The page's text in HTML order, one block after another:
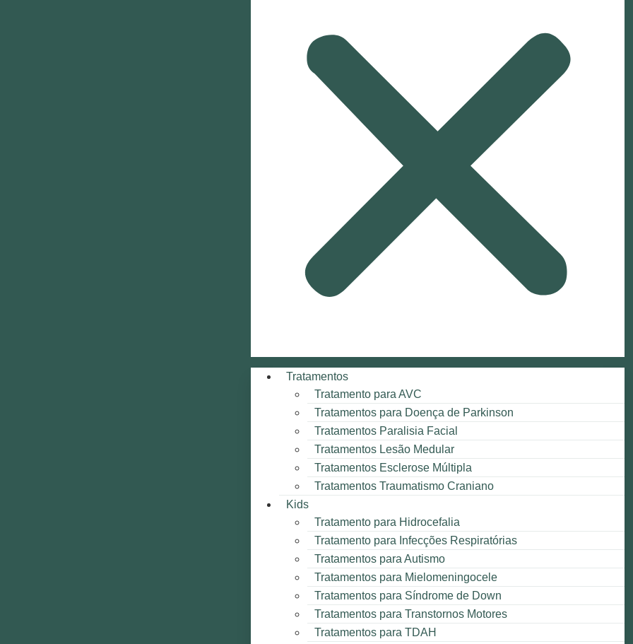
Tratamentos
Tratamento para AVC
Tratamentos para Doença de Parkinson
Tratamentos Paralisia Facial
Tratamentos Lesão Medular
Tratamentos Esclerose Múltipla
Tratamentos Traumatismo Craniano
Kids
Tratamento para Hidrocefalia
Tratamento para Infecções Respiratórias
Tratamentos para Autismo
Tratamentos para Mielomeningocele
Tratamentos para Síndrome de Down
Tratamentos para Transtornos Motores
Tratamentos para TDAH